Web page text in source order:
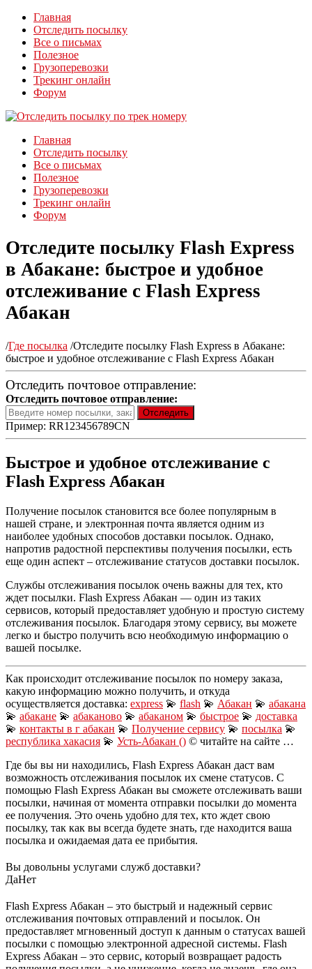
Главная
Отследить посылку
Все о письмах
Полезное
Грузоперевозки
Трекинг онлайн
Форум
Главная
Отследить посылку
Все о письмах
Полезное
Грузоперевозки
Трекинг онлайн
Форум
Отследите посылку Flash Express
в Абакане: быстрое и удобное
отслеживание с Flash Express
Абакан
/Где посылка /Отследите посылку Flash Express в Абакане:
быстрое и удобное отслеживание с Flash Express Абакан
Отследить почтовое отправление:
Отследить почтовое отправление:
Пример: RR123456789CN
Быстрое и удобное отслеживание с
Flash Express Абакан
Получение посылок становится все более популярным в
нашей стране, и электронная почта является одним из
наиболее удобных способов доставки посылок. Однако,
напротив радостной перспективы получения посылки, есть
еще один аспект – отслеживание статусов доставки посылок.
Службы отслеживания посылок очень важны для тех, кто
ждет посылки. Flash Express Абакан — один из таких
сервисов, который предоставляет удобную и простую систему
отслеживания посылок. Благодаря этому сервису, вы можете
легко и быстро получить всю необходимую информацию о
вашей посылке.
Как происходит отслеживание посылок по номеру заказа,
какую информацию можно получить, и откуда
осуществляется доставка: express 💫 flash 💫 Абакан 💫 абакана
💫 абакане 💫 абаканово 💫 абаканом 💫 быстрое 💫 доставка
💫 контакты в г абакан 💫 Получение сервису 💫 посылка 💫
республика хакасия 💫 Усть-Абакан () © читайте на сайте …
Где бы вы ни находились, Flash Express Абакан даст вам
возможность отслеживания посылок их смене статусов. С
помощью Flash Express Абакан вы сможете отслеживать ваши
посылки, начиная от момента отправки посылки до момента
ее получения. Это очень удобно для тех, кто ждет свою
посылку, так как вы всегда будете знать, где находится ваша
посылка и ожидаемая дата ее прибытия.
Вы довольны услугами служб доставки?
ДаНет
Flash Express Абакан – это быстрый и надежный сервис
отслеживания почтовых отправлений и посылок. Он
предоставляет мгновенный доступ к данным о статусах вашей
посылки с помощью электронной адресной системы. Flash
Express Абакан – это сервис, который возвращает радость